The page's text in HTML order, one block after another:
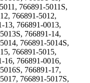
766891-5011S,
766891-5012,
13, 766891-0013,
766891-14,
766891-5014S,
766891-5015,
16, 766891-0016,
766891-17,
766891-5017S,